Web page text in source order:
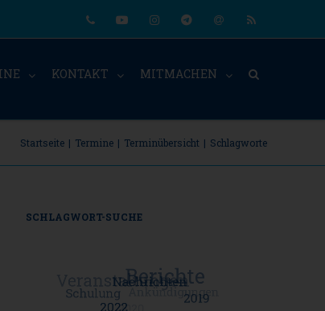
KONTAKT MITMACHEN
Startseite | Termine | Terminübersicht | Schlagworte
SCHLAGWORT-SUCHE